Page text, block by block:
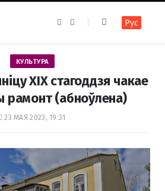
e
k
t
a
m
Рус
КУЛЬТУРА
XIX стагоддзя чакае
рамонт (абноўлена)
23 МАЯ 2023, 19:31